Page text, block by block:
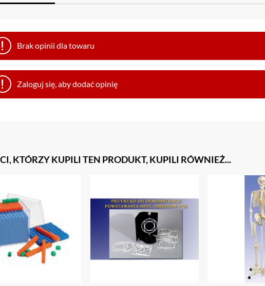
Brak opinii dla towaru
Zaloguj się, aby dodać opinię
KTÓRZY KUPILI TEN PRODUKT, KUPILI RÓWNIEŻ...